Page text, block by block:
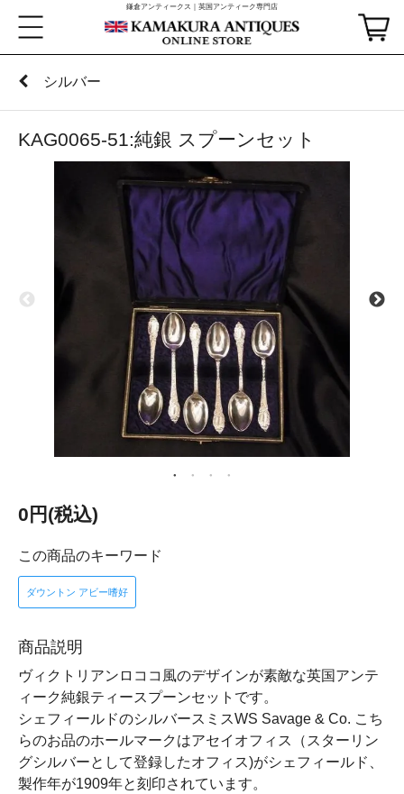
鎌倉アンティークス｜英国アンティーク専門店
シルバー
KAG0065-51:純銀 スプーンセット
0円(税込)
この商品のキーワード
ダウントン アビー嗜好
商品説明
ヴィクトリアンロココ風のデザインが素敵な英国アンテ
ィーク純銀ティースプーンセットです。
シェフィールドのシルバースミスWS Savage & Co. こち
らのお品のホールマークはアセイオフィス（スターリン
グシルバーとして登録したオフィス)がシェフィールド、
製作年が1909年と刻印されています。